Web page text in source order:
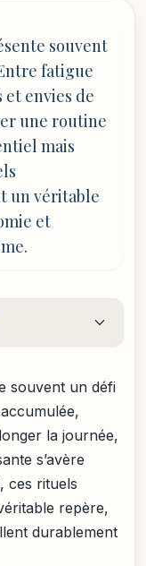
souvent
fatigue
envies de
une routine
mais
un véritable
et
souvent un défi
la journée,
s’avère
ces rituels
repère,
durablement